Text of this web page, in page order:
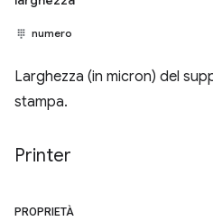
numero
Larghezza (in micron) del
stampa.
Printer
PROPRIETÀ